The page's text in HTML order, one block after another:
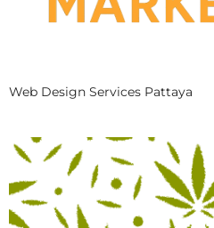
Web Design Services Pattaya